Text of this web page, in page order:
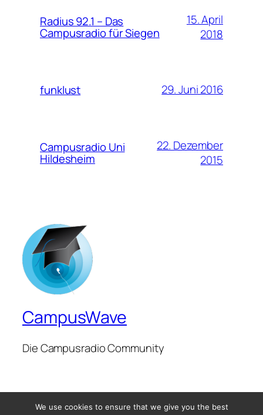
Radius 92.1 – Das
Campusradio für Siegen
15. April
2018
funklust 29. Juni 2016
Campusradio Uni
Hildesheim
22. Dezember
2015
CampusWave
Die Campusradio Community
We use cookies to ensure that we give you the best